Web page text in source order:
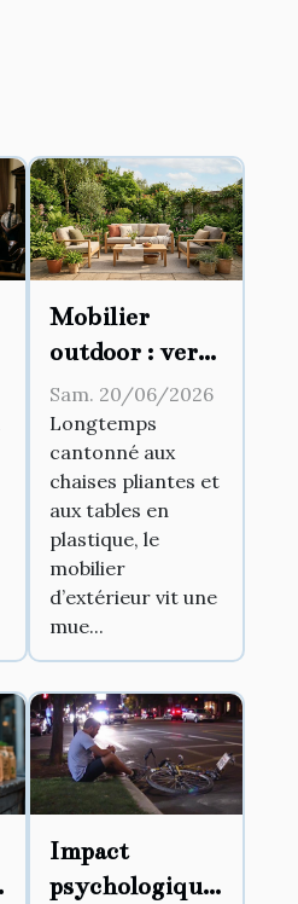
Mobilier
outdoor : vers
une fusion
entre
intérieur et
jardin
Sam. 20/06/2026
Longtemps
cantonné aux
chaises pliantes et
aux tables en
plastique, le
mobilier
d’extérieur vit une
mue...
Impact
psychologique